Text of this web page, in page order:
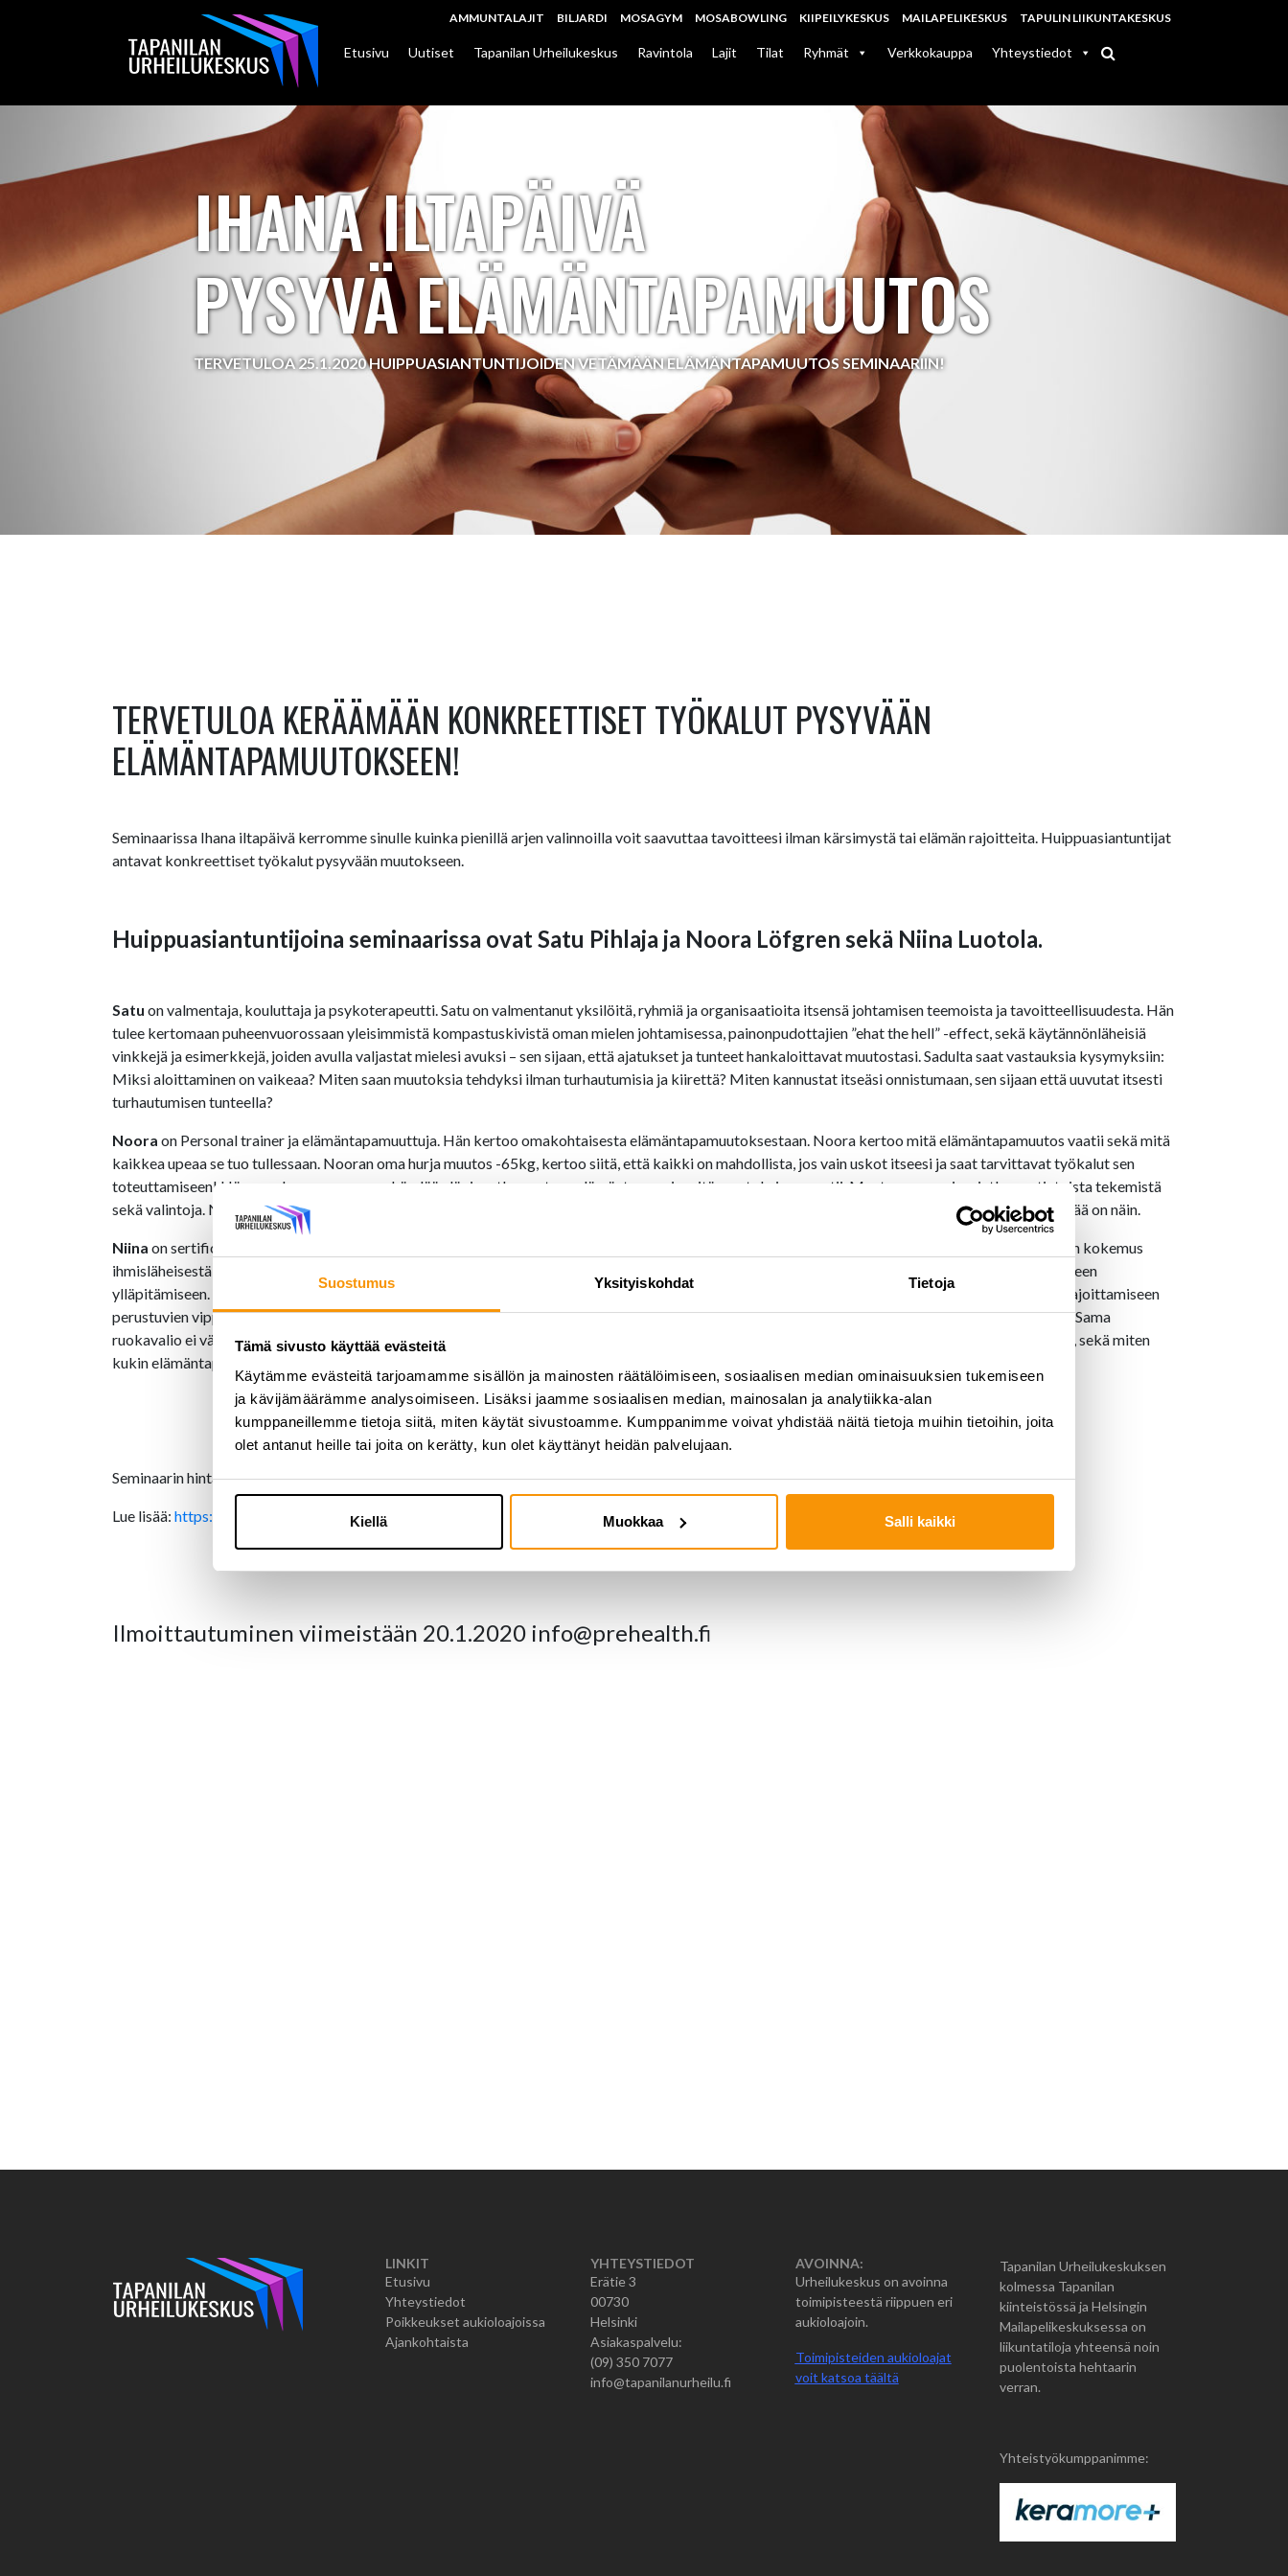
Suostumus Yksityiskohdat Tietoja
Tämä sivusto käyttää evästeitä
Käytämme evästeitä tarjoamamme sisällön ja mainosten räätälöimiseen, sosiaalisen median ominaisuuksien tukemiseen
ja kävijämäärämme analysoimiseen. Lisäksi jaamme sosiaalisen median, mainosalan ja analytiikka-alan
kumppaneillemme tietoja siitä, miten käytät sivustoamme. Kumppanimme voivat yhdistää näitä tietoja muihin tietoihin, joita
olet antanut heille tai joita on kerätty, kun olet käyttänyt heidän palvelujaan.
Kiellä Muokkaa Salli kaikki
AMMUNTALAJIT BILJARDI MOSAGYM MOSABOWLING KIIPEILYKESKUS MAILAPELIKESKUS TAPULIN LIIKUNTAKESKUS
Etusivu Uutiset Tapanilan Urheilukeskus Ravintola Lajit Tilat Ryhmät Verkkokauppa Yhteystiedot
IHANA ILTAPÄIVÄ
PYSYVÄ ELÄMÄNTAPAMUUTOS
TERVETULOA 25.1.2020 HUIPPUASIANTUNTIJOIDEN VETÄMÄÄN ELÄMÄNTAPAMUUTOS SEMINAARIIN!
TERVETULOA KERÄÄMÄÄN KONKREETTISET TYÖKALUT PYSYVÄÄN
ELÄMÄNTAPAMUUTOKSEEN!
Seminaarissa Ihana iltapäivä kerromme sinulle kuinka pienillä arjen valinnoilla voit saavuttaa tavoitteesi ilman kärsimystä tai elämän rajoitteita. Huippuasiantuntijat
antavat konkreettiset työkalut pysyvään muutokseen.
Huippuasiantuntijoina seminaarissa ovat Satu Pihlaja ja Noora Löfgren sekä Niina Luotola.
Satu on valmentaja, kouluttaja ja psykoterapeutti. Satu on valmentanut yksilöitä, ryhmiä ja organisaatioita itsensä johtamisen teemoista ja tavoitteellisuudesta. Hän
tulee kertomaan puheenvuorossaan yleisimmistä kompastuskivistä oman mielen johtamisessa, painonpudottajien ”ehat the hell” -effect, sekä käytännönläheisiä
vinkkejä ja esimerkkejä, joiden avulla valjastat mielesi avuksi – sen sijaan, että ajatukset ja tunteet hankaloittavat muutostasi. Sadulta saat vastauksia kysymyksiin:
Miksi aloittaminen on vaikeaa? Miten saan muutoksia tehdyksi ilman turhautumisia ja kiirettä? Miten kannustat itseäsi onnistumaan, sen sijaan että uuvutat itsesti
turhautumisen tunteella?
Noora on Personal trainer ja elämäntapamuuttuja. Hän kertoo omakohtaisesta elämäntapamuutoksestaan. Noora kertoo mitä elämäntapamuutos vaatii sekä mitä
kaikkea upeaa se tuo tullessaan. Nooran oma hurja muutos -65kg, kertoo siitä, että kaikki on mahdollista, jos vain uskot itseesi ja saat tarvittavat työkalut sen
toteuttamiseen! Hänen puheenvuorossaan käydään läpi matkaa uuteen elämäntapaan ja mitä muutoksia se vaatii. Muutosprosessi on jatkuvaa tietoista tekemistä
sekä valintoja. Nämä asiat tukevat muutoksessa onnistumista. Jokaisen on tehtävä päätös siitä, että tästä eteenpäin minulle paras ja mieluisin tapa elää on näin.
Niina on sertifioitu ravintovalmentaja sekä hyvinvointivalmentaja. Tämän lisäksi Niina on myös Kauppatieteiden Maisteri. Hänellä on useiden vuosien kokemus
ihmisläheisestä valmennustyöstä. Niinalle suurimpia motivaatiotekijöitä työssään on tarjota asiakkailleen työkalut paremman elämäntyylin itsenäinseen
ylläpitämiseen. Niinan puheenvuorossa opastetaan kuulijoita löytämään merkitsevät asiat dieettien ja esimerkiksi tiettyjen ruoka-aineiden turhaan rajoittamiseen
perustuvien vippaskonstien seasta. Tarkoitus on opastaa kuulijoita etsimään käsiinsä tutkittua tietoa sekä sisäistämään ruokavalioiden yksilöllisyys. Sama
ruokavalio ei välttämättä sovi kaikille vaan on löydettävä omansa. Puheenvuorossa selkeytetään, miten tapoja muutetaan ilman hampaidenkiristelyä, sekä miten
kukin elämäntapamuutosta suunnitteleva pystyy löytämään juuri itselleen sopivamman tyylin syödä.
Seminaarin hinta on 49 €/ hlö. Hinta sisältää kahvin ja välipalan sekä kupongin kehonkoostumus-mittaukseen, arvo 25 €.
Lue lisää: https://www.prehealth.fi/ihanailtapaiva/
Ilmoittautuminen viimeistään 20.1.2020 info@prehealth.fi
LINKIT
Etusivu
Yhteystiedot
Poikkeukset aukioloajoissa
Ajankohtaista
YHTEYSTIEDOT
Erätie 3
00730
Helsinki
Asiakaspalvelu:
(09) 350 7077
info@tapanilanurheilu.fi
AVOINNA:
Urheilukeskus on avoinna
toimipisteestä riippuen eri
aukioloajoin.
Toimipisteiden aukioloajat
voit katsoa täältä
Tapanilan Urheilukeskuksen
kolmessa Tapanilan
kiinteistössä ja Helsingin
Mailapelikeskuksessa on
liikuntatiloja yhteensä noin
puolentoista hehtaarin
verran.
Yhteistyökumppanimme: